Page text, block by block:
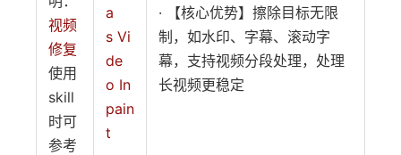
视频
修复
使用
skill
时可
参考
a
s Vi
de
o In
pain
t
· 【核心优势】擦除目标无限
制，如水印、字幕、滚动字
幕，支持视频分段处理，处理
长视频更稳定